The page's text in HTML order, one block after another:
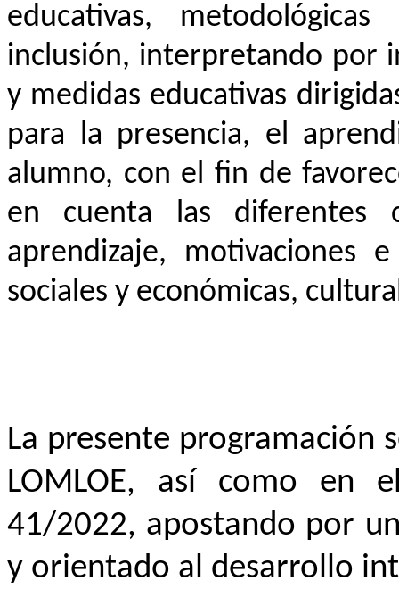
educativas,
inclusión, interpretando por
y medidas educativas
para la presencia, el
alumno, con el fin de
en cuenta las diferentes
aprendizaje, motivaciones
sociales y económicas,
La presente programación
LOMLOE, así como en
41/2022, apostando por
y orientado al desarrollo